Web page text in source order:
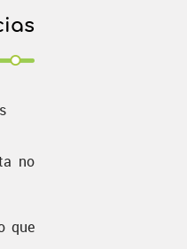
no
que